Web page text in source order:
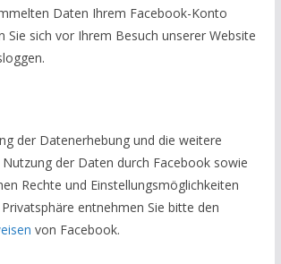
Daten Ihrem Facebook-Konto
Sie sich vor Ihrem Besuch unserer Website
der Datenerhebung und die weitere
der Daten durch Facebook sowie
Rechte und Einstellungsmöglichkeiten
entnehmen Sie bitte den
von Facebook.